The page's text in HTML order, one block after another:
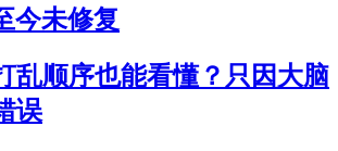
今未修复
乱顺序也能看懂？只因大脑
误